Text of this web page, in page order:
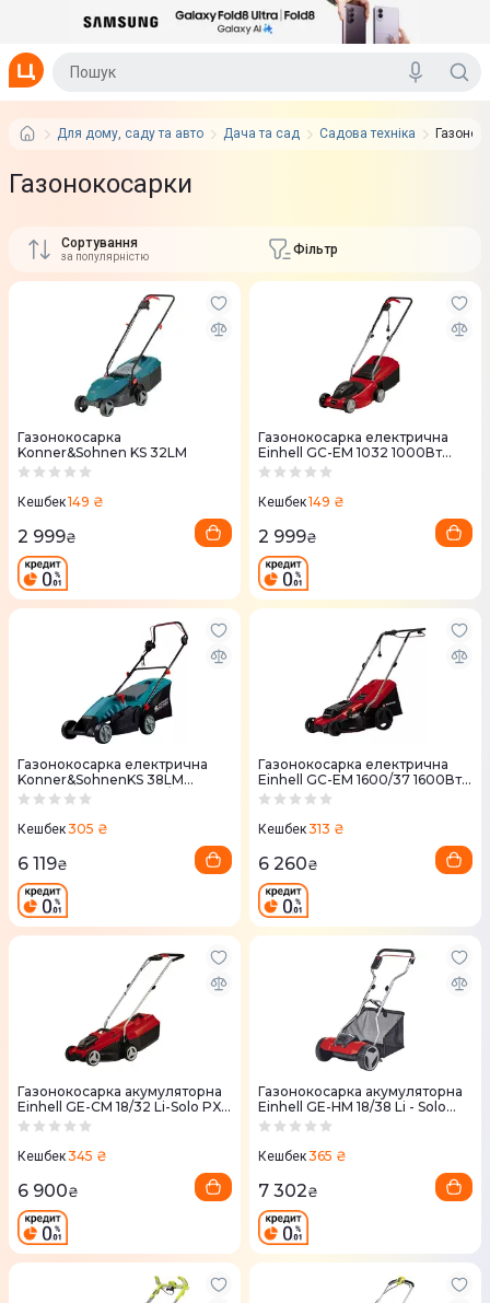
Для дому, саду та авто Дача та сад Садова техніка
Газонокосарки
Сортування
за популярністю Фільтр
Газонокосарка
Konner&Sohnen KS 32LM
Кешбек149 ₴
2 999₴
Газонокосарка електрична
Einhell GC-EM 1032 1000Вт
32см 30л (3400257)
Кешбек149 ₴
2 999₴
Газонокосарка електрична
Konner&SohnenKS 38LM
1400Вт 38см 3250 об/хв
Кешбек305 ₴
6 119₴
Газонокосарка електрична
Einhell GC-EM 1600/37 1600Вт
37см
Кешбек313 ₴
6 260₴
Газонокосарка акумуляторна
Einhell GE-CM 18/32 Li-Solo PXC
18V 32см без АКБ та ЗП
Кешбек345 ₴
6 900₴
Газонокосарка акумуляторна
Einhell GE-HM 18/38 Li - Solo
PXC 18V 38см без АКБ та ЗП
Кешбек365 ₴
7 302₴